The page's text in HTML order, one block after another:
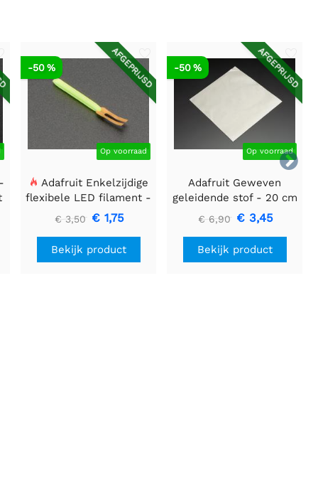

AFGEPRIJSD
Op voorraad
-50 %
Adafruit Enkelzijdige
flexibele LED filament -
3V 25mm lang - Groen
€ 3,50 € 1,75
Bekijk product
AFGEPRIJSD
Op voorraad
-50 %
Adafruit Geweven
geleidende stof - 20 cm
vierkant
€ 6,90 € 3,45
Bekijk product